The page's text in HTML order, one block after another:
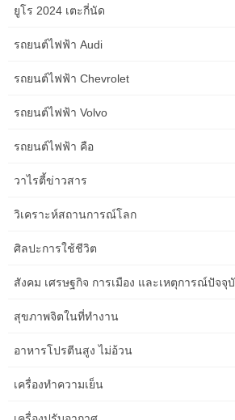
Hobart, in particular, with its blend of
Planning Aged Care Service
Planning Aged Care Service Content in
minds, especially as we get older or when
our loved ones. Planning for aged care
in Adelaide, is a big step. It’s not just
for Aged Care Providers
Sydney Guide to Aged Care Service
content in Sydney requires a strategic
providers, understanding the local
with the knowledge to […]
ยูโร 2024 เตะกี่นัด
รถยนต์ไฟฟ้า Audi
รถยนต์ไฟฟ้า Chevrolet
รถยนต์ไฟฟ้า Volvo
รถยนต์ไฟฟ้า คือ
วาไรตี้ข่าวสาร
วิเคราะห์สถานการณ์โลก
ศิลปะการใช้ชีวิต
สังคม เศรษฐกิจ การเมือง และเหตุการณ์ปัจจุ
สุขภาพจิตในที่ทำงาน
อาหารโปรตีนสูง ไม่อ้วน
เครื่องทำความเย็น